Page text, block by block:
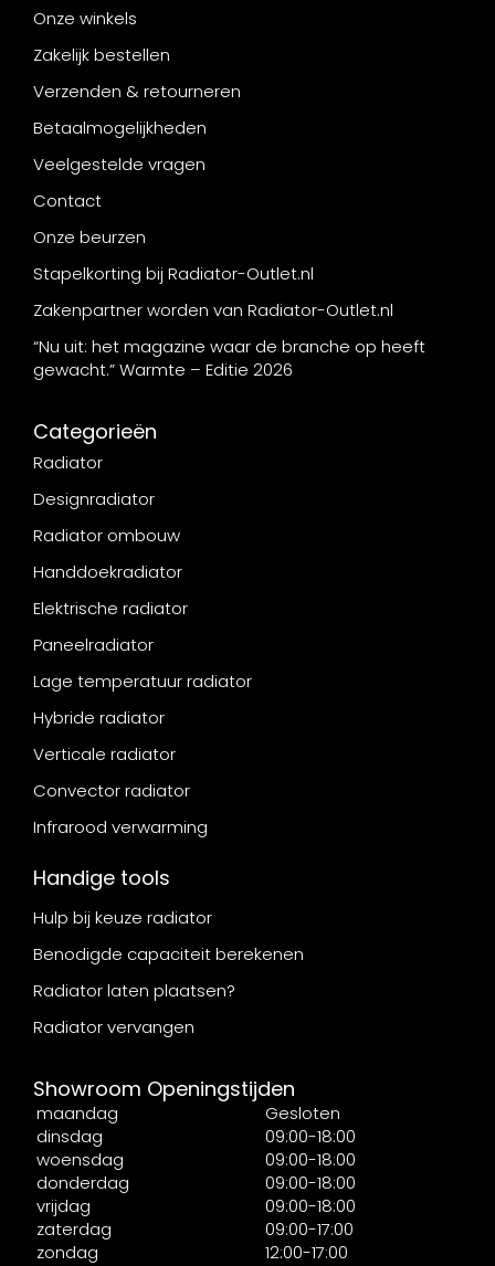
Onze winkels
Zakelijk bestellen
Verzenden & retourneren
Betaalmogelijkheden
Veelgestelde vragen
Contact
Onze beurzen
Stapelkorting bij Radiator-Outlet.nl
Zakenpartner worden van Radiator-Outlet.nl
“Nu uit: het magazine waar de branche op heeft
gewacht.” Warmte – Editie 2026
Categorieën
Radiator
Designradiator
Radiator ombouw
Handdoekradiator
Elektrische radiator
Paneelradiator
Lage temperatuur radiator
Hybride radiator
Verticale radiator
Convector radiator
Infrarood verwarming
Handige tools
Hulp bij keuze radiator
Benodigde capaciteit berekenen
Radiator laten plaatsen?
Radiator vervangen
Showroom Openingstijden
maandag
Gesloten
dinsdag
09:00-18:00
woensdag
09:00-18:00
donderdag
09:00-18:00
vrijdag
09:00-18:00
zaterdag
09:00-17:00
zondag
12:00-17:00